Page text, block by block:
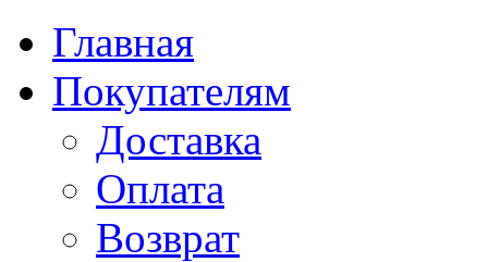
Главная
Покупателям
Доставка
Оплата
Возврат